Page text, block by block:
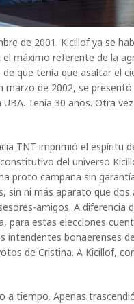
de 2001. Kicillof ya se
máximo referente de la
que tenía que asaltar el
marzo de 2002, se
Tenía 30 años. Otra
TNT imprimió el espíritu
del universo
proto campaña sin
sin ni más aparato que
amigos. A diferencia
para estas elecciones
intendentes bonaerenses
de Cristina. A Kicillof,
a tiempo. Apenas